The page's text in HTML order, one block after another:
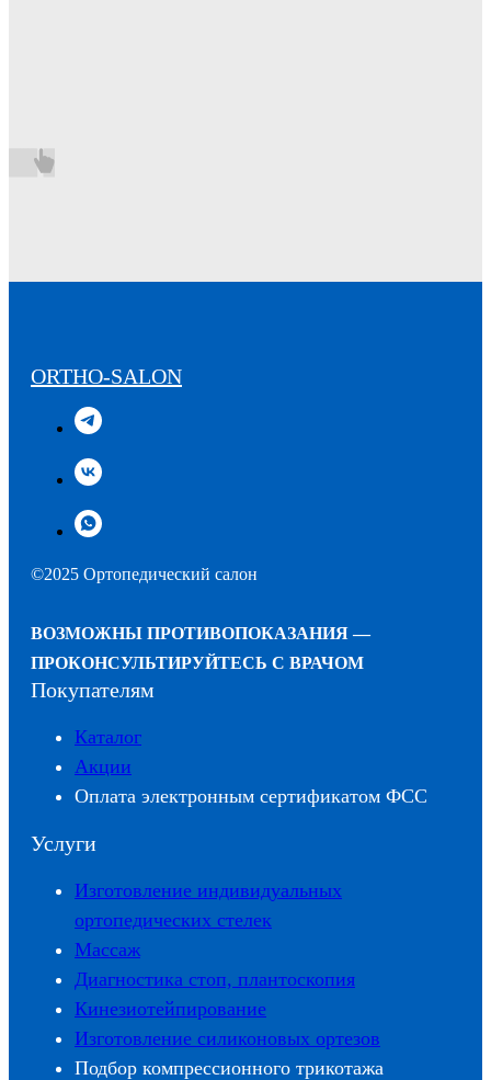
ORTHO-SALON
©2025 Ортопедический салон
ВОЗМОЖНЫ ПРОТИВОПОКАЗАНИЯ —
ПРОКОНСУЛЬТИРУЙТЕСЬ С ВРАЧОМ
Покупателям
Каталог
Акции
Оплата электронным сертификатом ФСС
Услуги
Изготовление индивидуальных
ортопедических стелек
Массаж
Диагностика стоп, плантоскопия
Кинезиотейпирование
Изготовление силиконовых ортезов
Подбор компрессионного трикотажа